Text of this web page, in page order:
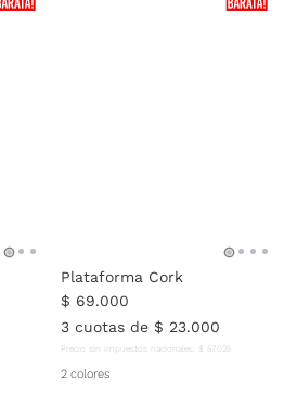
Plataforma Cork
$ 69.000
3cuotas de $ 23.000
Precio sin impuestos nacionales: $ 57 .025
2 colores